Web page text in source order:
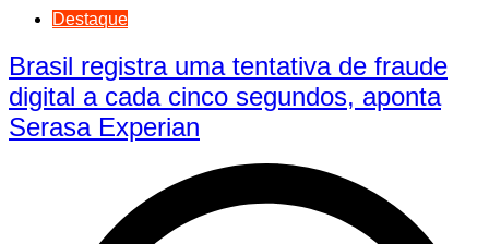
Destaque
Brasil registra uma tentativa de fraude
digital a cada cinco segundos, aponta
Serasa Experian